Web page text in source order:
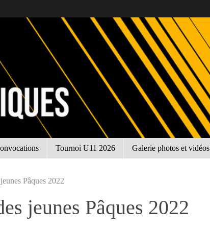
Tournoi U11 2026 Galerie photos et vidéos
Pâques 2022
jeunes Pâques 2022